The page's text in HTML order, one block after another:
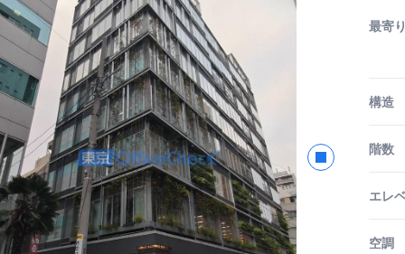
最寄
構造
階数
エレ
空調